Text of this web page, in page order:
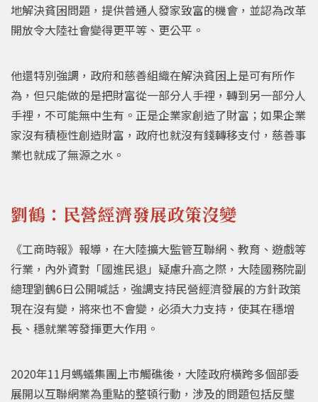
地解決貧困問題，提供普通人發家致富的機會，並認為改革
開放令大陸社會變得更平等、更公平。
他還特別強調，政府和慈善組織在解決貧困上是可有所作
為，但只能做的是把財富從一部分人手裡，轉到另一部分人
手裡，不可能無中生有。正是企業家創造了財富；如果企業
家沒有積極性創造財富，政府也就沒有錢轉移支付，慈善事
業也就成了無源之水。
劉鶴：民營經濟發展政策沒變
《工商時報》報導，在大陸擴大監管互聯網、教育、遊戲等
行業，內外資對「國進民退」疑慮升高之際，大陸國務院副
總理劉鶴6日公開喊話，強調支持民營經濟發展的方針政策
現在沒有變，將來也不會變，必須大力支持，使其在穩增
長、穩就業等發揮更大作用。
2020年11月螞蟻集團上市觸礁後，大陸政府橫跨多個部委
展開以互聯網業為重點的整頓行動，涉及的問題包括反壟